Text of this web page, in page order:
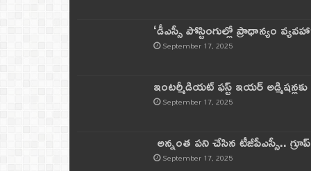
‘డీఎస్సీ పోస్టింగుల్లో ప్రాధాన్యం
September 17, 2025
ఇంటర్మీడియట్ ఫస్ట్‌ ఇయర్‌
September 17, 2025
అన్నంత పని చేసిన టీజీపీఎస్సీ..
September 17, 2025